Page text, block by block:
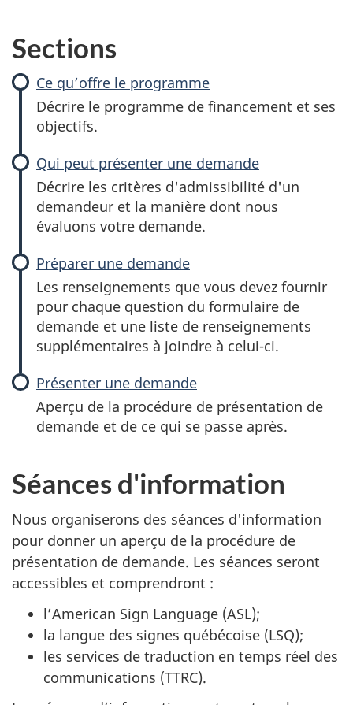
M
i
r
s
e
i
o
n
Sections
Ce qu’offre le programme
Décrire le programme de financement et ses
objectifs.
Qui peut présenter une demande
Décrire les critères d'admissibilité d'un
demandeur et la manière dont nous
évaluons votre demande.
Préparer une demande
Les renseignements que vous devez fournir
pour chaque question du formulaire de
demande et une liste de renseignements
supplémentaires à joindre à celui-ci.
Présenter une demande
Aperçu de la procédure de présentation de
demande et de ce qui se passe après.
Séances d'information
Nous organiserons des séances d'information
pour donner un aperçu de la procédure de
présentation de demande. Les séances seront
accessibles et comprendront :
l’American Sign Language (ASL);
la langue des signes québécoise (LSQ);
les services de traduction en temps réel des
communications (TTRC).